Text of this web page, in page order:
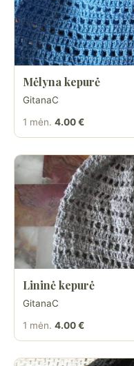
Mėlyna kepurė
GitanaC
1 mėn. 4.00 €
Lininė kepurė
GitanaC
1 mėn. 4.00 €